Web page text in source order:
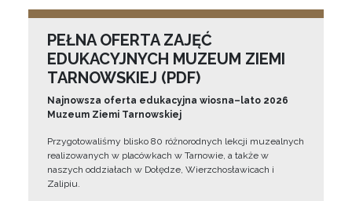
PEŁNA OFERTA ZAJĘĆ
EDUKACYJNYCH MUZEUM ZIEMI
TARNOWSKIEJ (PDF)
Najnowsza oferta edukacyjna wiosna–lato 2026
Muzeum Ziemi Tarnowskiej
Przygotowaliśmy blisko 80 różnorodnych lekcji muzealnych
realizowanych w placówkach w Tarnowie, a także w
naszych oddziałach w Dołędze, Wierzchosławicach i
Zalipiu.